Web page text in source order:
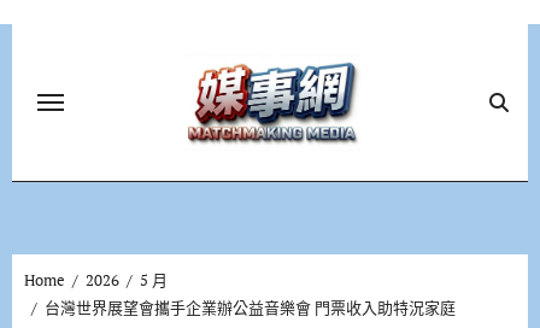
Home 2026
5 月
台灣世界展望會攜手企業辦公益音樂會 門票收入助特況家庭